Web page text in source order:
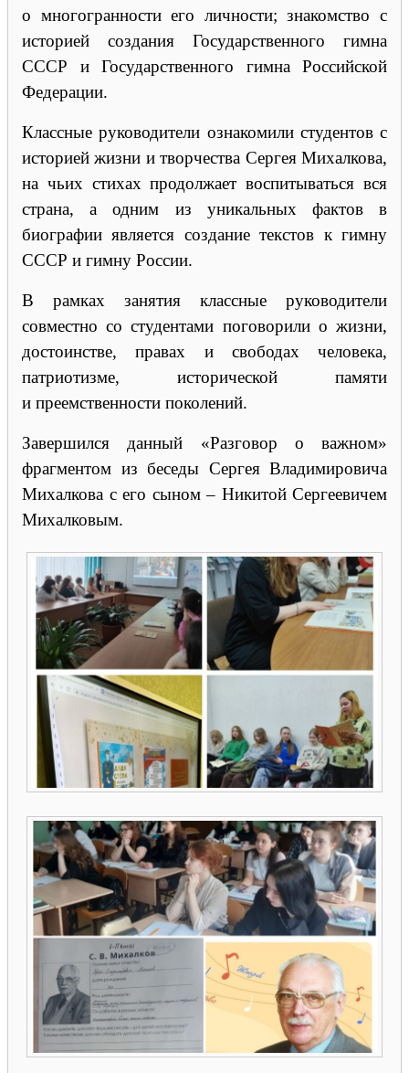
о многогранности его личности; знакомство с
историей создания Государственного гимна
СССР и Государственного гимна Российской
Федерации.
Классные руководители ознакомили студентов с
историей жизни и творчества Сергея Михалкова,
на чьих стихах продолжает воспитываться вся
страна, а одним из уникальных фактов в
биографии является создание текстов к гимну
СССР и гимну России.
В рамках занятия классные руководители
совместно со студентами поговорили о жизни,
достоинстве, правах и свободах человека,
патриотизме, исторической памяти
и преемственности поколений.
Завершился данный «Разговор о важном»
фрагментом из беседы Сергея Владимировича
Михалкова с его сыном – Никитой Сергеевичем
Михалковым.